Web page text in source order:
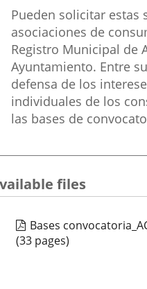
Destinatarios
de
las
ayudas
Pueden solicitar estas
asociaciones de
Registro Municipal de
Ayuntamiento. Entre
defensa de los
individuales de los
las bases de
files
Bases
(33 pages)